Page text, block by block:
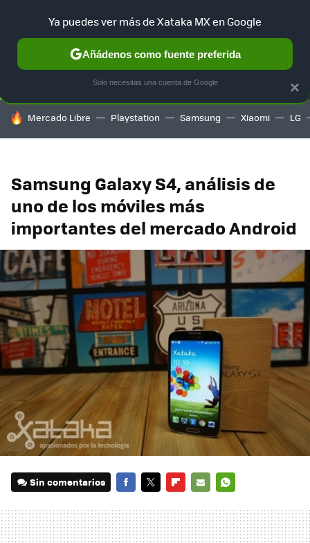
SELECCIÓN GAMING HOME AUTO TERRITORIO
HOY SE HABLA DE
Mercado Libre Playstation Samsung Xiaomi LG
Samsung Galaxy S4, análisis de
uno de los móviles más
importantes del mercado Android
Sin comentarios
MAIL
×
Ya puedes ver más de Xataka MX en Google
Añádenos como fuente preferida
Solo necesitas una cuenta de Google